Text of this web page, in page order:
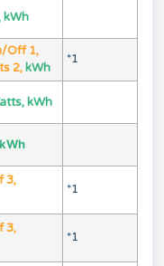
kWh
Off 1,
2, kWh
*1
kWh
3,
*1
3,
*1